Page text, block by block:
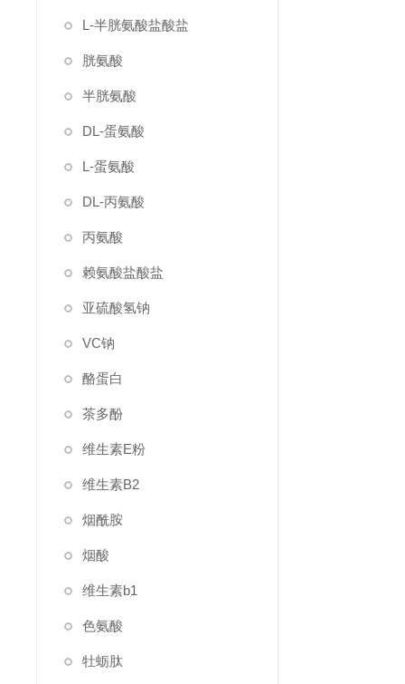
L-半胱氨酸盐酸盐
胱氨酸
半胱氨酸
DL-蛋氨酸
L-蛋氨酸
DL-丙氨酸
丙氨酸
赖氨酸盐酸盐
亚硫酸氢钠
VC钠
酪蛋白
茶多酚
维生素E粉
维生素B2
烟酰胺
烟酸
维生素b1
色氨酸
牡蛎肽